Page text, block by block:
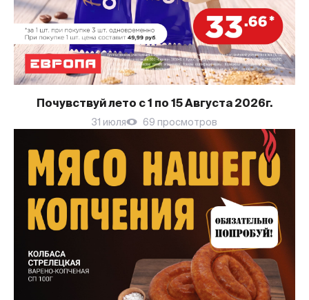
Почувствуй лето с 1 по 15 Августа 2026г.
31 июля 69 просмотров